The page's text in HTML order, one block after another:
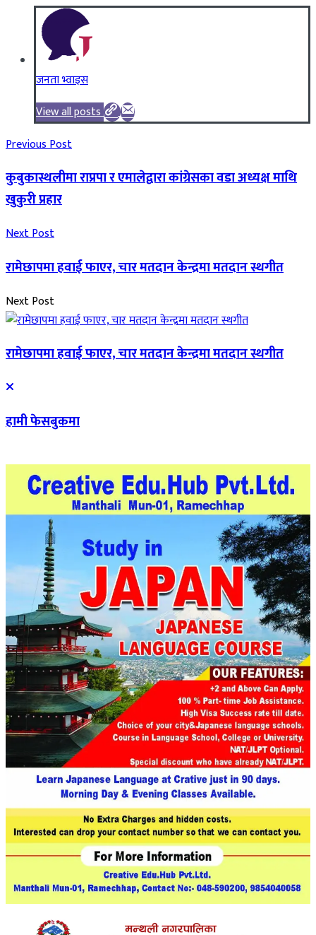
जनता भ्वाइस
View all posts
Previous Post
कुबुकास्थलीमा राप्रपा र एमालेद्वारा कांग्रेसका वडा अध्यक्ष माथि
खुकुरी प्रहार
Next Post
रामेछापमा हवाई फाएर, चार मतदान केन्द्रमा मतदान स्थगीत
Next Post
रामेछापमा हवाई फाएर, चार मतदान केन्द्रमा मतदान स्थगीत
हामी फेसबुकमा